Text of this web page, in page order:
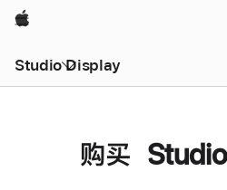
Apple
Studio Display
购买